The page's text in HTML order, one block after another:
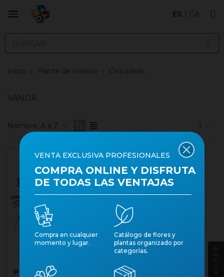
ES CA
Inicio Planta de Interior Orquideas
VANDA
Nombre, A a Z 1
PENJAR XL 80cm. Flor
VENTA EXCLUSIVA PROFESIONALES
COMPRA ONLINE Y DISFRUTA
DE TODAS LAS VENTAJAS
Compra en cualquier
momento y lugar.
Catálogo de flores y
plantas organizado por
categorías.
FILTER